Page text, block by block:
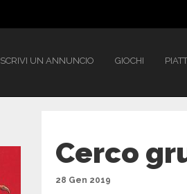
SCRIVI UN ANNUNCIO GIOCHI
Cerco
28 Gen 2019